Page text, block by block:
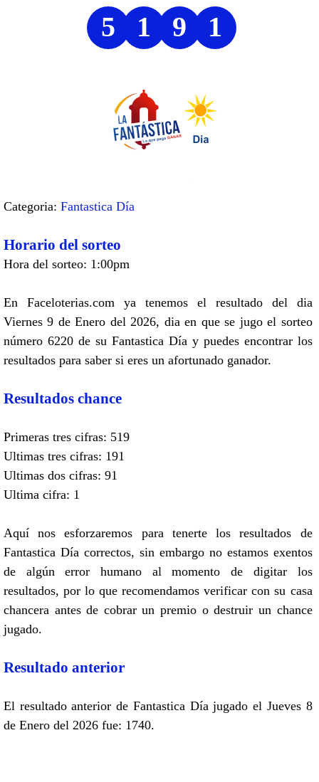
5 1 9 1
Categoria: Fantastica Día
Horario del sorteo
Hora del sorteo: 1:00pm
En Faceloterias.com ya tenemos el resultado del dia
Viernes 9 de Enero del 2026, dia en que se jugo el sorteo
número 6220 de su Fantastica Día y puedes encontrar los
resultados para saber si eres un afortunado ganador.
Resultados chance
Primeras tres cifras: 519
Ultimas tres cifras: 191
Ultimas dos cifras: 91
Ultima cifra: 1
Aquí nos esforzaremos para tenerte los resultados de
Fantastica Día correctos, sin embargo no estamos exentos
de algún error humano al momento de digitar los
resultados, por lo que recomendamos verificar con su casa
chancera antes de cobrar un premio o destruir un chance
jugado.
Resultado anterior
El resultado anterior de Fantastica Día jugado el Jueves 8
de Enero del 2026 fue: 1740.